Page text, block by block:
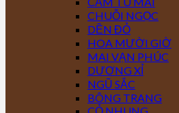
CHUỖI NGỌC
DỀN ĐỎ
HOA MƯỜI GIỜ
MAI VẠN PHÚC
DƯƠNG XỈ
NGŨ SẮC
BÔNG TRANG